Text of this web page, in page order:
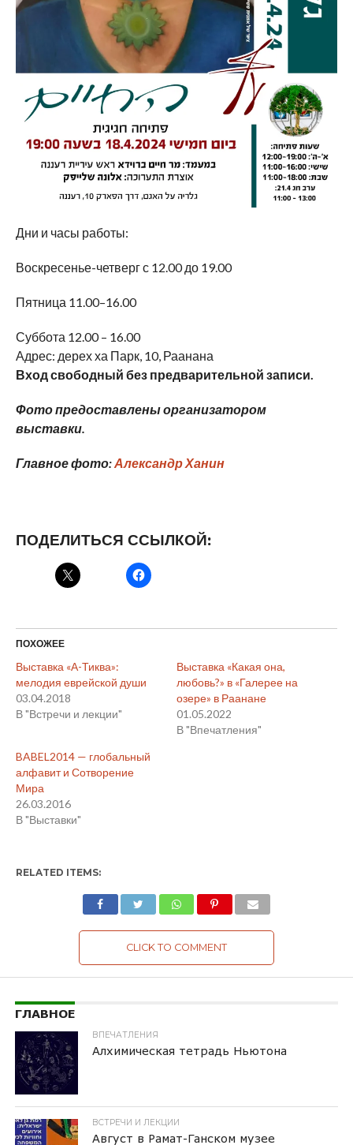
Дни и часы работы:
Воскресенье-четверг с 12.00 до 19.00
Пятница 11.00–16.00
Суббота 12.00 – 16.00
Адрес: дерех ха Парк, 10, Раанана
Вход свободный без предварительной записи.
Фото предоставлены организатором
выставки.
Главное фото:Александр Ханин
ПОДЕЛИТЬСЯ ССЫЛКОЙ:
ПОХОЖЕЕ
Выставка «А-Тиква»:
мелодия еврейской души
03.04.2018
В "Встречи и лекции"
Выставка «Какая она,
любовь?» в «Галерее на
озере» в Раанане
01.05.2022
В "Впечатления"
BABEL2014 — глобальный
алфавит и Сотворение
Мира
26.03.2016
В "Выставки"
RELATED ITEMS:
CLICK TO COMMENT
ГЛАВНОЕ
ВПЕЧАТЛЕНИЯ
Алхимическая тетрадь Ньютона
ВСТРЕЧИ И ЛЕКЦИИ
Август в Рамат-Ганском музее